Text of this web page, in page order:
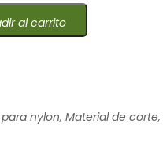
al carrito
nylon, Material de corte,